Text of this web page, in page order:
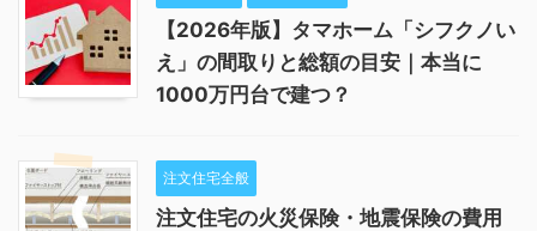
【2026年版】タマホーム「シフクノい
え」の間取りと総額の目安｜本当に
1000万円台で建つ？
注文住宅全般
注文住宅の火災保険・地震保険の費用